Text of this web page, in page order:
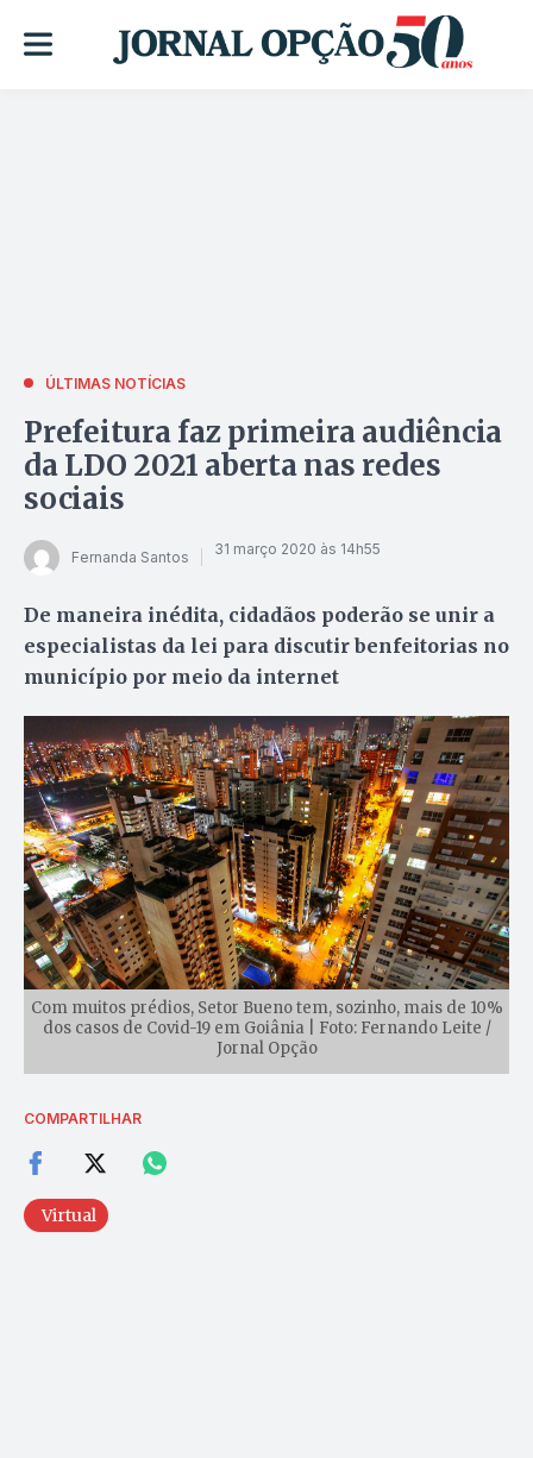
ÚLTIMAS NOTÍCIAS
Prefeitura faz primeira audiência
da LDO 2021 aberta nas redes
sociais
Fernanda Santos 31 março 2020 às 14h55
De maneira inédita, cidadãos poderão se unir a
especialistas da lei para discutir benfeitorias no
município por meio da internet
Com muitos prédios, Setor Bueno tem, sozinho, mais de 10%
dos casos de Covid-19 em Goiânia | Foto: Fernando Leite /
Jornal Opção
COMPARTILHAR
Virtual